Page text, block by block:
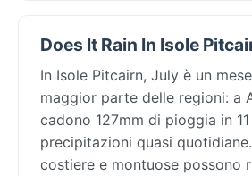
Does It Rain In Isole
In Isole Pitcairn, July è un
maggior parte delle regioni: a
cadono 127mm di pioggia in
precipitazioni quasi
costiere e montuose possono